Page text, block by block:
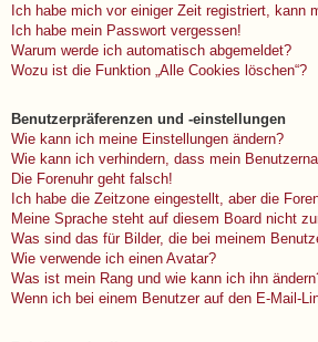
Ich habe mich vor einiger Zeit registriert, kann
Ich habe mein Passwort vergessen!
Warum werde ich automatisch abgemeldet?
Wozu ist die Funktion „Alle Cookies löschen“?
Benutzerpräferenzen und -einstellungen
Wie kann ich meine Einstellungen ändern?
Wie kann ich verhindern, dass mein
Die Forenuhr geht falsch!
Ich habe die Zeitzone eingestellt, aber die
Meine Sprache steht auf diesem Board nicht
Was sind das für Bilder, die bei meinem
Wie verwende ich einen Avatar?
Was ist mein Rang und wie kann ich ihn
Wenn ich bei einem Benutzer auf den E-Mail-